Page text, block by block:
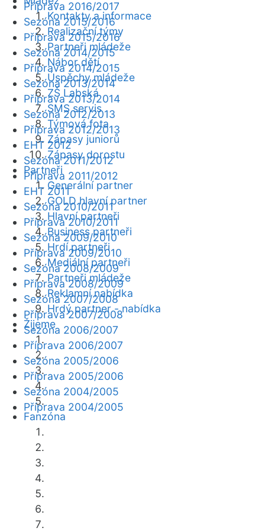
Kontakty a informace
Realizační týmy
Partneři mládeže
Nábor dětí
Úspěchy mládeže
ZŠ Labská
SMS servis
Týmová fota
Zápasy juniorů
Zápasy dorostu
Partneři
Generální partner
GOLD hlavní partner
Hlavní partneři
Business partneři
Hrdí partneři
Mediální partneři
Partneři mládeže
Reklamní nabídka
Hrdý partner - nabídka
Žijeme
Fanzóna
Příprava 2016/2017
Sezóna 2015/2016
Příprava 2015/2016
Sezóna 2014/2015
Příprava 2014/2015
Sezóna 2013/2014
Příprava 2013/2014
Sezóna 2012/2013
Příprava 2012/2013
EHT 2012
Sezóna 2011/2012
Příprava 2011/2012
EHT 2011
Sezóna 2010/2011
Příprava 2010/2011
Sezóna 2009/2010
Příprava 2009/2010
Sezóna 2008/2009
Příprava 2008/2009
Sezóna 2007/2008
Příprava 2007/2008
Sezóna 2006/2007
Příprava 2006/2007
Sezóna 2005/2006
Příprava 2005/2006
Sezóna 2004/2005
Příprava 2004/2005